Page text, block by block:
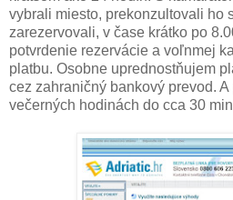
vybrali miesto, prekonzultovali ho
zarezervovali, v čase krátko po
potvrdenie rezervácie a voľnmej
platbu. Osobne uprednostňujem
cez zahraničný bankový prevod.
večerných hodinách do cca 30